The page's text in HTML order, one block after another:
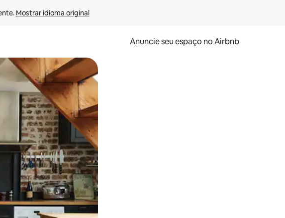
Mostrar idioma original
Anuncie seu espaço no Airbnb
ou tocando e deslizando o dedo na tela.